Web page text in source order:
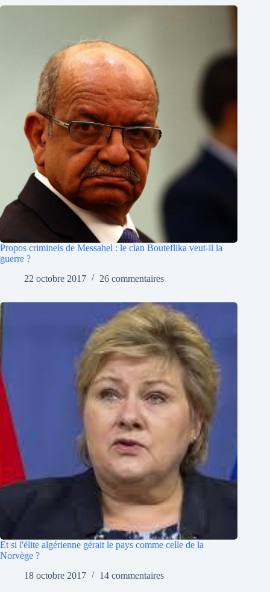
Propos criminels de Messahel : le clan Bouteflika veut-il la
guerre ?
22 octobre 2017
26 commentaires
Et si l'élite algérienne gérait le pays comme celle de la
Norvège ?
18 octobre 2017
14 commentaires